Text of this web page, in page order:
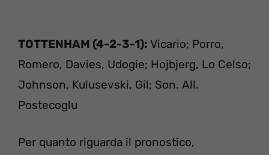
TOTTENHAM (4-2-3-1): Vicario; Porro,
Romero, Davies, Udogie; Hojbjerg, Lo Celso;
Johnson, Kulusevski, Gil; Son. All.
Postecoglu
Per quanto riguarda il pronostico,